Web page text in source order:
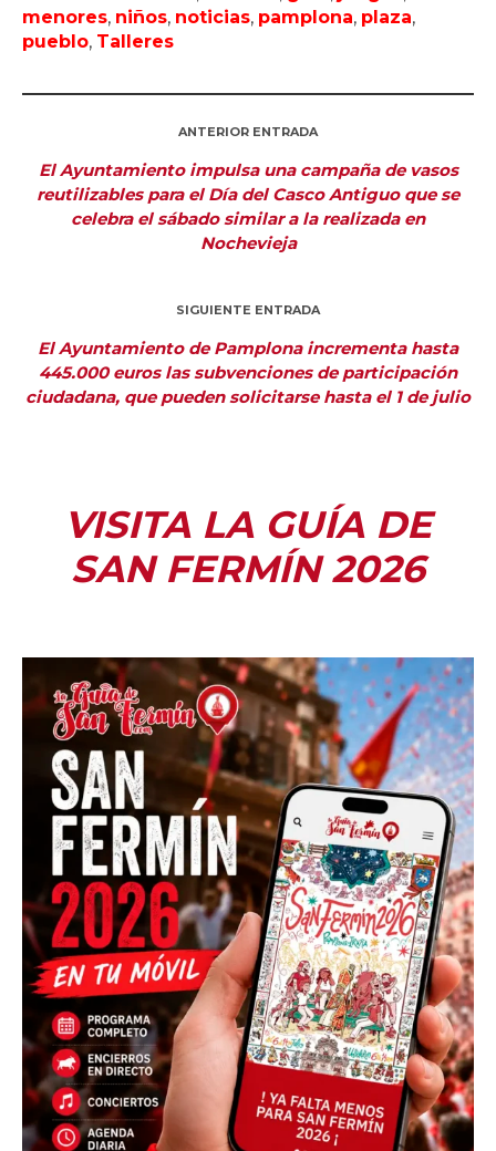
menores, niños, noticias, pamplona, plaza,
pueblo, Talleres
ANTERIOR ENTRADA
El Ayuntamiento impulsa una campaña de vasos
reutilizables para el Día del Casco Antiguo que se
celebra el sábado similar a la realizada en
Nochevieja
SIGUIENTE ENTRADA
El Ayuntamiento de Pamplona incrementa hasta
445.000 euros las subvenciones de participación
ciudadana, que pueden solicitarse hasta el 1 de julio
VISITA LA GUÍA DE
SAN FERMÍN 2026